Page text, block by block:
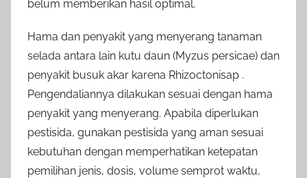
belum memberikan hasil optimal.
Hama dan penyakit yang menyerang tanaman
selada antara lain kutu daun (Myzus persicae) dan
penyakit busuk akar karena Rhizoctonisap .
Pengendaliannya dilakukan sesuai dengan hama
penyakit yang menyerang. Apabila diperlukan
pestisida, gunakan pestisida yang aman sesuai
kebutuhan dengan memperhatikan ketepatan
pemilihan jenis, dosis, volume semprot waktu,